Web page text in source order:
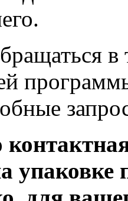
упаковке